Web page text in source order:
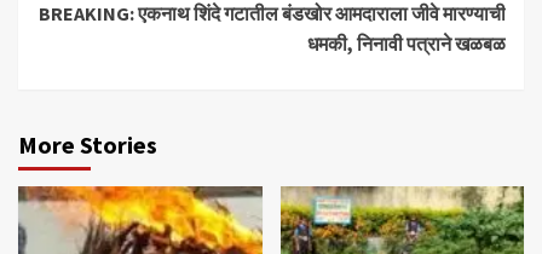
BREAKING: एकनाथ शिंदे गटातील बंडखोर आमदाराला जीवे मारण्याची
धमकी, निनावी पत्राने खळबळ
More Stories